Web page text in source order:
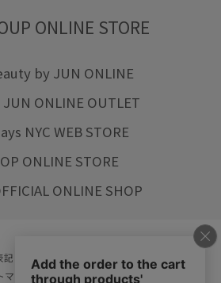
ONLINE STORE
by JUN ONLINE
ONLINE OUTLET
NYC WEB STORE
ONLINE STORE
ONLINE SHOP
記 プライバシーポリシー
会社概要
マップ リクルート ご利用ガイド